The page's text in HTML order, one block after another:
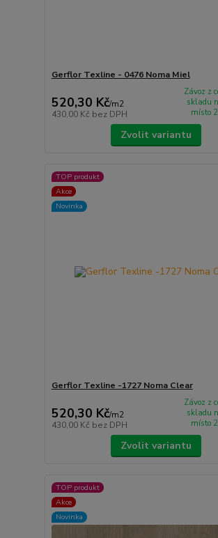
Gerflor Texline - 0476 Noma Miel
520,30 Kč/m2
430,00 Kč bez DPH
Závoz z
skladu
místo
Zvolit variantu
TOP produkt
Akce
Novinka
Gerflor Texline -1727 Noma Clear
520,30 Kč/m2
430,00 Kč bez DPH
Závoz z
skladu
místo
Zvolit variantu
TOP produkt
Akce
Novinka